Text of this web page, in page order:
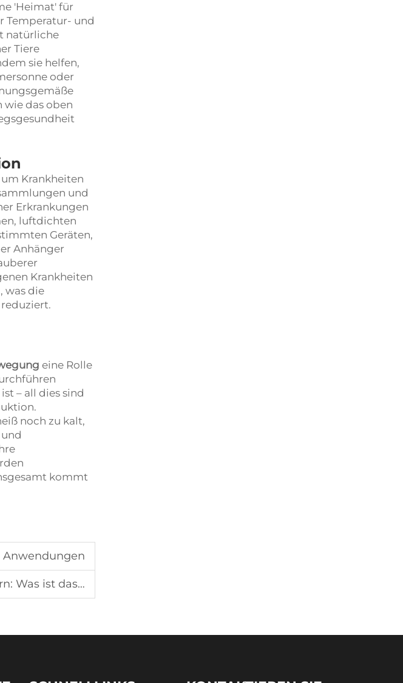
'Heimat' für
Temperatur- und
natürliche
Tiere
sie helfen,
oder
wie das oben
Krankheiten
und
Erkrankungen
luftdichten
Geräten,
Anhänger
Krankheiten
was die
eine Rolle
– all dies sind
noch zu kalt,
kommt
Anwendungen
Richtige für Sie?